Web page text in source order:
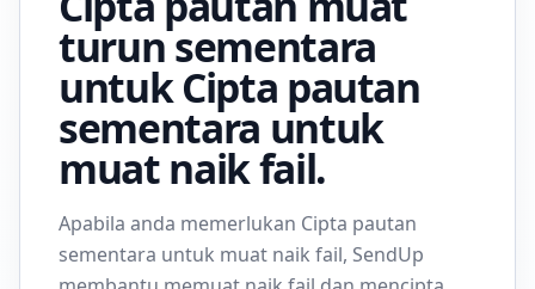
turun sementara
untuk Cipta pautan
sementara untuk
muat naik fail.
Apabila anda memerlukan Cipta pautan
sementara untuk muat naik fail, SendUp